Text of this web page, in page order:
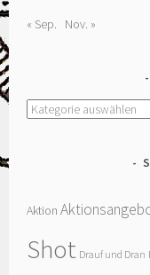
« Sep. Nov. »
Kategorien
Aktion
Shot Drauf und Dran